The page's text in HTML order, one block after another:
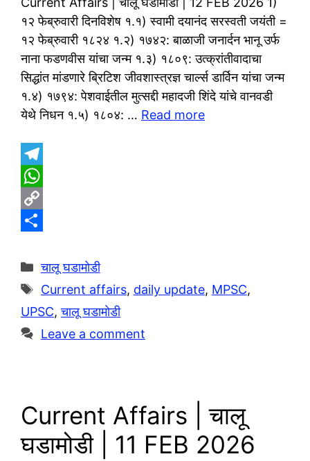
१२ फेब्रुवारी दिनविशेष १.१) स्वामी दयानंद सरस्वती जयंती =
१२ फेब्रुवारी १८२४ १.२) १७४२: बाळाजी जनार्दन भानू उर्फ
नाना फडणवीस यांचा जन्म १.३) १८०९: उत्क्रांतीवादाचा
सिद्धांत मांडणारे ब्रिटिश जीवशास्त्रज्ञ चार्ल्स डार्विन यांचा जन्म
१.४) १७९४: पेशवाईतील मुत्सद्दी महादजी शिंदे यांचे वानवडी
येथे निधन १.५) १८०४: … Read more
T
e
g
r
a
m
W
h
t
s
A
p
C
p
y
L
i
h
a
r
e
Categories
चालू घडामोडी
Tags
Current affairs, daily update, MPSC,
UPSC,चालू घडामोडी
Leave a comment
Current Affairs | चालू
घडामोडी | 11 FEB 2026